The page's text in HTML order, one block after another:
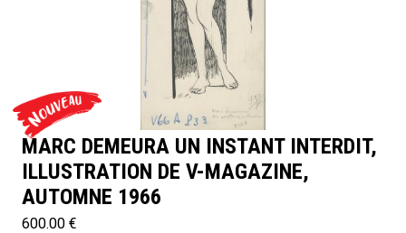
MARC DEMEURA UN INSTANT INTERDIT,
ILLUSTRATION DE V-MAGAZINE,
AUTOMNE 1966
600.00 €